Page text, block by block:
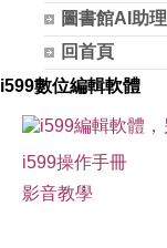
圖書館AI助理
回首頁
i599數位編輯軟體
i599操作手冊
影音教學